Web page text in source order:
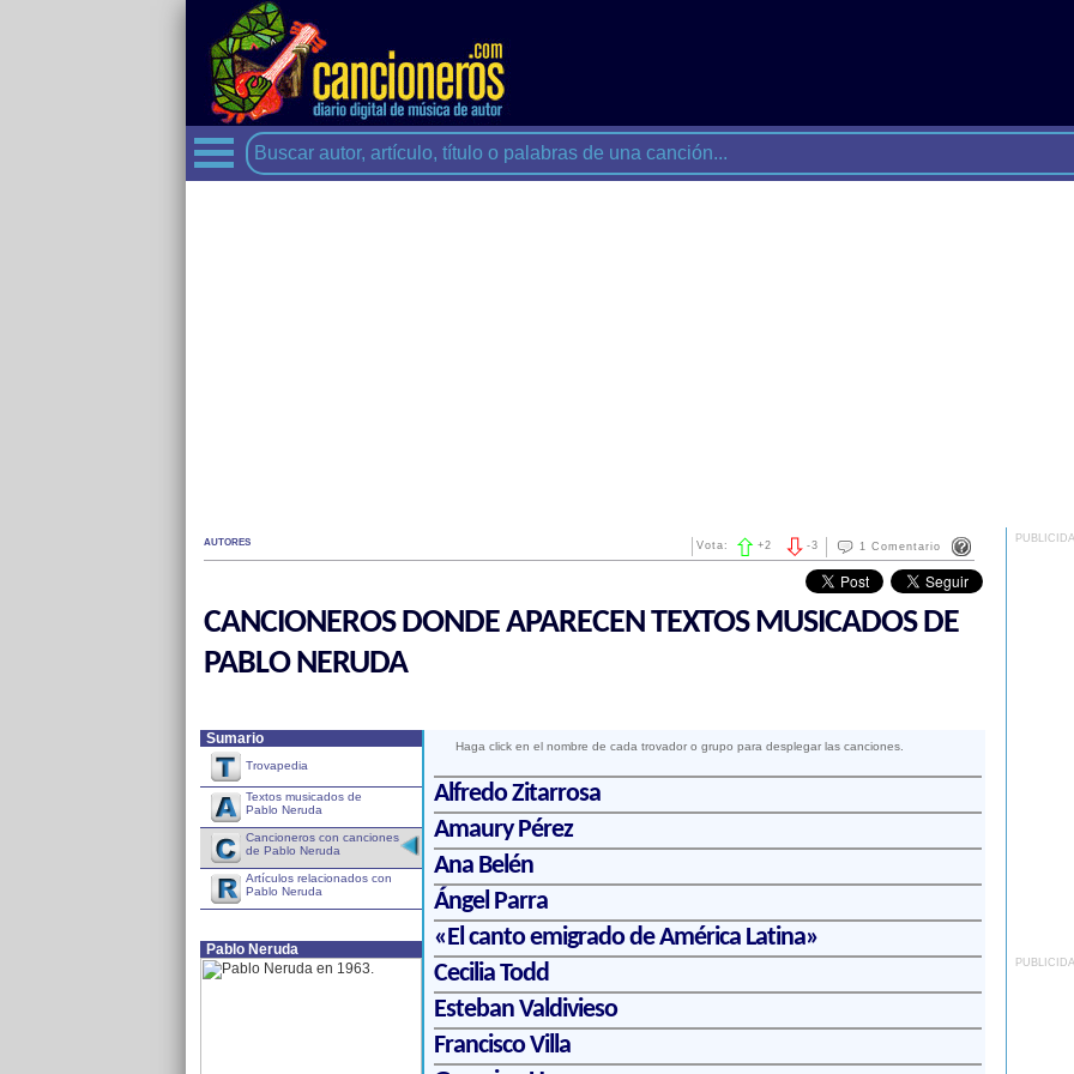
AUTORES 1 Comentario
-3
Vota: +2
CANCIONEROS DONDE APARECEN TEXTOS MUSICADOS DE
PABLO NERUDA
Sumario
Trovapedia
Textos musicados de
Pablo Neruda
Cancioneros con canciones
de Pablo Neruda
Artículos relacionados con
Pablo Neruda
Pablo Neruda
Haga click en el nombre de cada trovador o grupo para desplegar las canciones.
Alfredo Zitarrosa
Amaury Pérez
Ana Belén
Ángel Parra
«El canto emigrado de América Latina»
Cecilia Todd
Esteban Valdivieso
Francisco Villa